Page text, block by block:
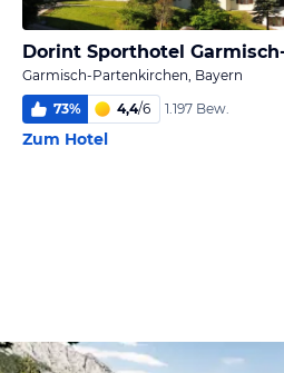
Garmisch-Partenkirchen, Bayern
73% 4,4/6 1.197 Bew.
Zum Hotel